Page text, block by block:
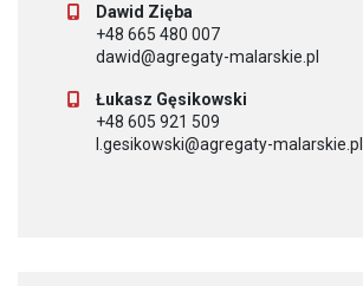
Dawid Zięba
+48 665 480 007
dawid@agregaty-malarskie.pl
Łukasz Gęsikowski
+48 605 921 509
l.gesikowski@agregaty-malarskie.pl